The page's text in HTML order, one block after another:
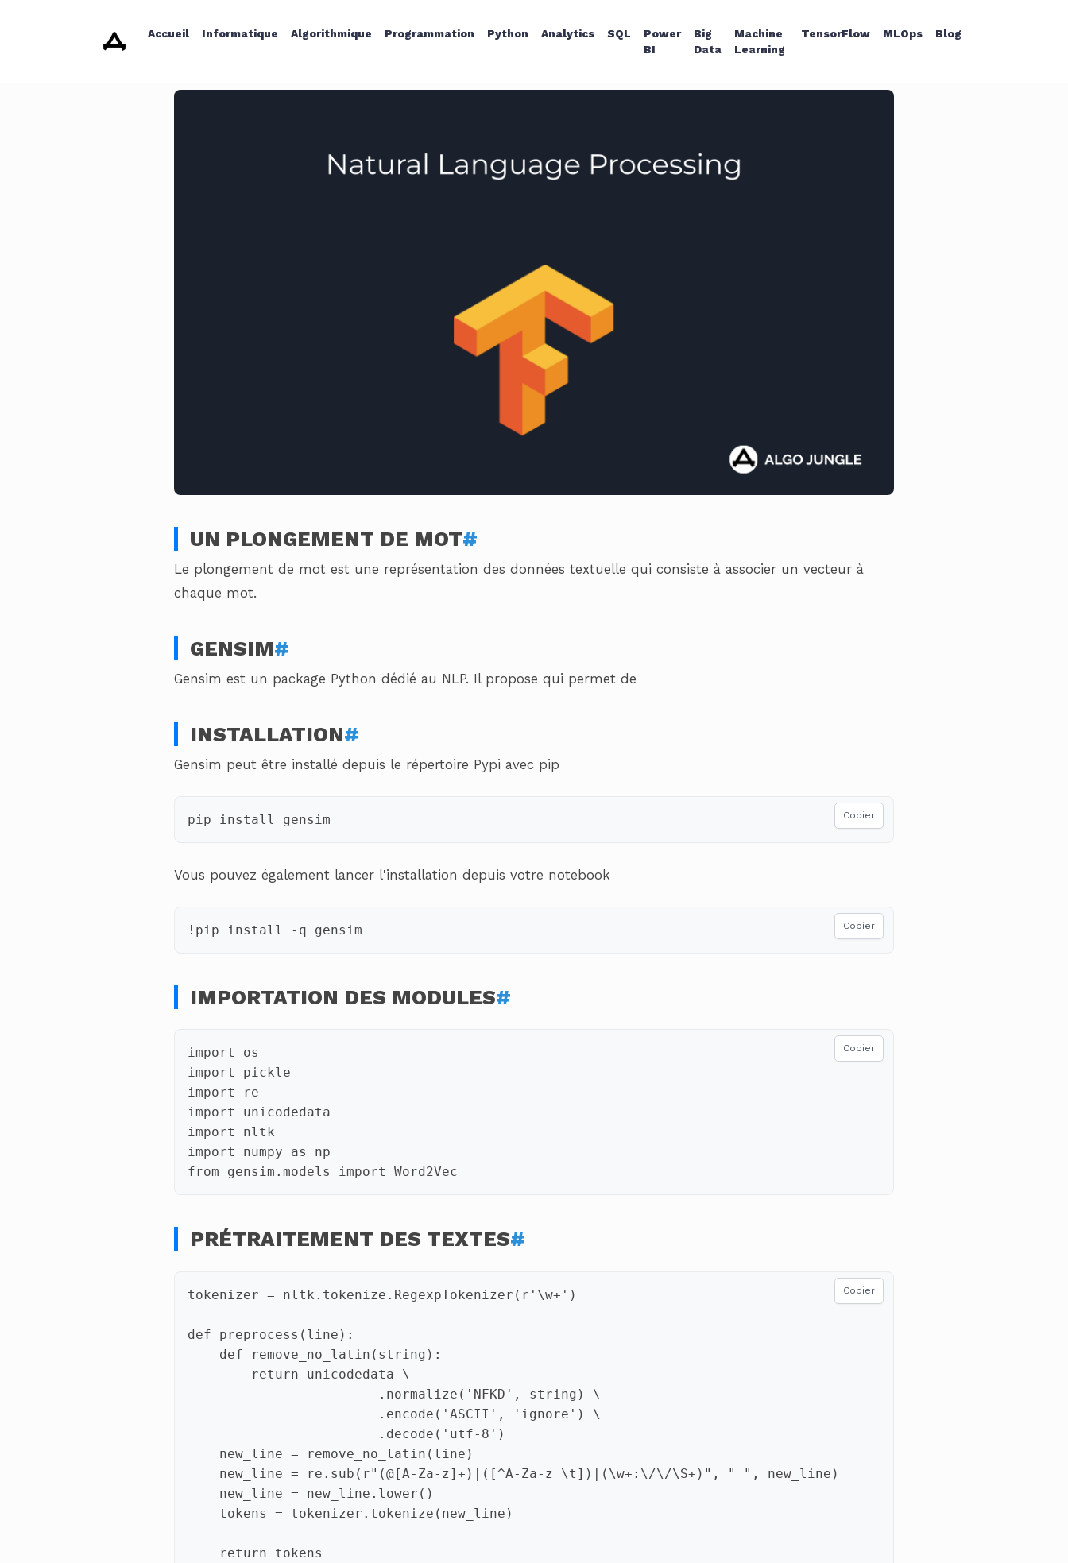
Accueil Informatique Algorithmique Programmation Python Analytics SQL
Power
BI
Big
Data
Machine
Learning
TensorFlow MLOps Blog
Créer un plongement de mots #
UN PLONGEMENT DE MOT#
Le plongement de mot est une représentation des données textuelle qui consiste à associer un vecteur à
chaque mot.
GENSIM#
Gensim est un package Python dédié au NLP. Il propose qui permet de
INSTALLATION#
Gensim peut être installé depuis le répertoire Pypi avec pip
pip install Copier
Vous pouvez également lancer l'installation depuis votre notebook
! pip install - q gensim Copier
IMPORTATION DES MODULES#
import
os
import
pickle
import
re
import
unicodedata
import
nltk
import
numpy as
np
from
gensim.models import Word2Vec
Copier
PRÉTRAITEMENT DES TEXTES#
tokenizer = nltk . tokenize . RegexpTokenizer ( r '\w+' )
def preprocess ( line ):
def
remove_no_latin ( string ):
return
unicodedata
. normalize ( 'NFKD' , string )
. encode ( 'ASCII' , 'ignore' )
. decode ( 'utf-8' )
new_line = remove_no_latin ( line )
new_line = re . sub ( r"(@[A-Za-z]+)|([^A-Za-z \t])|(\w+:\/\/\S+)" , " " , new_line )
new_line = new_line . lower ()
tokens
= tokenizer . tokenize ( new_line )
return tokens
Copier